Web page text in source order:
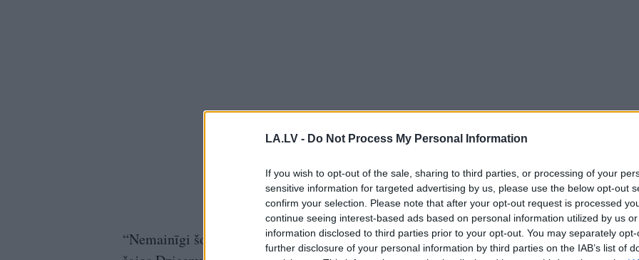
LA.LV - Do Not Process My Personal Information
If you wish to opt-out of the sale, sharing to third parties, or processing of your
sensitive information for targeted advertising by us, please use the below opt-out
confirm your selection. Please note that after your opt-out request is processed
continue seeing interest-based ads based on personal information utilized by us
information disclosed to third parties prior to your opt-out. You may separately
further disclosure of your personal information by third parties on the IAB’s list of
“Nemainīgi šos 50 gadus Maestro kopā ar šo dziesmu ir bijis Mežaparkā un būs arī